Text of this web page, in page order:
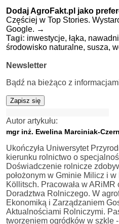
Dodaj AgroFakt.pl jako
Częściej w Top Stories.
Google. →
Tagi: inwestycje, łąka,
środowisko naturalne, susza,
Newsletter
Bądź na bieżąco z
Zapisz się
Autor artykułu:
mgr inż. Ewelina Marciniak-
Ukończyła Uniwersytet
kierunku rolnictwo o
Doświadczenie rolnicze
położonym w Gminie Milicz i
Köllitsch. Pracowała w
Doradztwa Rolniczego. W
Ekonomiką i Zarządzaniem
Aktualnościami Rolniczymi.
tworzeniem ogródków w szkle -